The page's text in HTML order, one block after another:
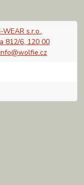
WEAR s.r.o.,
812/6, 120 00